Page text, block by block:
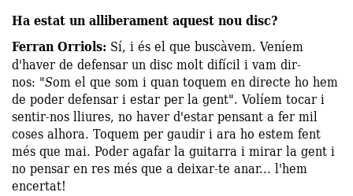
Ha estat un alliberament aquest nou disc?
Ferran Orriols: Sí, i és el que buscàvem. Veníem
d'haver de defensar un disc molt difícil i vam dir-
nos: "Som el que som i quan toquem en directe ho hem
de poder defensar i estar per la gent". Volíem tocar i
sentir-nos lliures, no haver d'estar pensant a fer mil
coses alhora. Toquem per gaudir i ara ho estem fent
més que mai. Poder agafar la guitarra i mirar la gent i
no pensar en res més que a deixar-te anar... l'hem
encertat!